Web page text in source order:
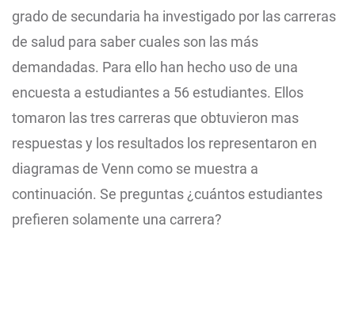
grado de secundaria ha investigado por las carreras
de salud para saber cuales son las más
demandadas. Para ello han hecho uso de una
encuesta a estudiantes a 56 estudiantes. Ellos
tomaron las tres carreras que obtuvieron mas
respuestas y los resultados los representaron en
diagramas de Venn como se muestra a
continuación. Se preguntas ¿cuántos estudiantes
prefieren solamente una carrera?